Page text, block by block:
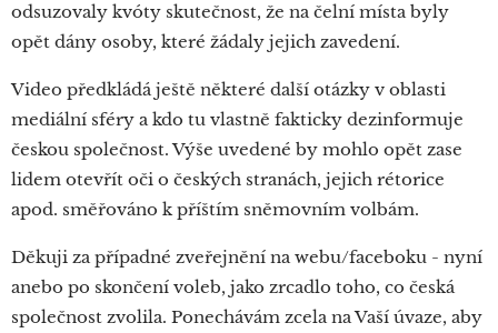
odsuzovaly kvóty skutečnost, že na čelní místa byly
opět dány osoby, které žádaly jejich zavedení.
Video předkládá ještě některé další otázky v oblasti
mediální sféry a kdo tu vlastně fakticky dezinformuje
českou společnost. Výše uvedené by mohlo opět zase
lidem otevřít oči o českých stranách, jejich rétorice
apod. směřováno k příštím sněmovním volbám.
Děkuji za případné zveřejnění na webu/faceboku - nyní
anebo po skončení voleb, jako zrcadlo toho, co česká
společnost zvolila. Ponechávám zcela na Vaší úvaze, aby